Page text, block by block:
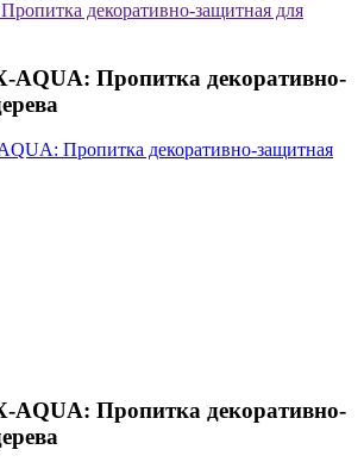
декоративно-защитная для
AQUA: Пропитка декоративно-
AQUA: Пропитка декоративно-